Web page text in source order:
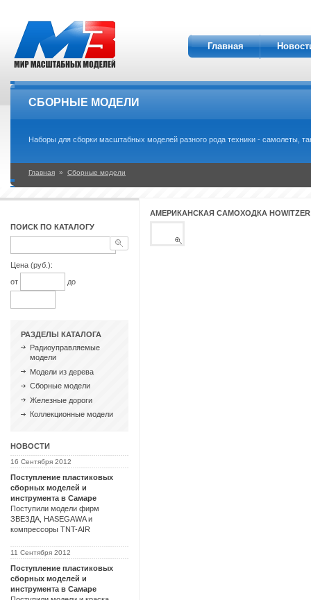
Главная
СБОРНЫЕ МОДЕЛИ
Наборы для сборки масштабных моделей разного рода техники - самолеты,
Главная » Сборные модели
ПОИСК ПО КАТАЛОГУ
Цена (руб.):
от
до
РАЗДЕЛЫ КАТАЛОГА
Радиоуправляемые
модели
Модели из дерева
Сборные модели
Железные дороги
Коллекционные модели
НОВОСТИ
16 Сентября 2012
Поступление пластиковых
сборных моделей и
инструмента в Самаре
Поступили модели фирм
ЗВЕЗДА, HASEGAWA и
компрессоры TNT-AIR
11 Сентября 2012
Поступление пластиковых
сборных моделей и
инструмента в Самаре
АМЕРИКАНСКАЯ САМОХОДКА HOWITZER